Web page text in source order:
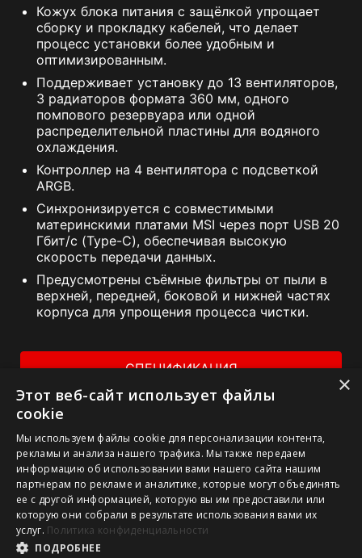
Кожух блока питания с защёлкой упрощает
сборку и прокладку кабелей, что делает
процесс установки более удобным и
оптимизированным.
Поддерживает установку до 13 вентиляторов,
3 радиаторов формата 360 мм, одного
помпового резервуара или одной
распределительной пластины для водяного
охлаждения.
Контроллер на 4 вентилятора с подсветкой
ARGB.
Синхронизируется с совместимыми
материнскими платами MSI через порт USB 20
Гбит/с (Type-C), обеспечивая высокую
скорость передачи данных.
Предусмотрены съёмные фильтры от пыли в
верхней, передней, боковой и нижней частях
корпуса для упрощения процесса чистки.
СПЕЦИФИКАЦИЯ
ГДЕ КУПИТЬ
1. Спецификации могут отличаться от приведенной на сайте
в зависимости от региона распространения изделия.
Точную спецификацию уточните у продавца. 2. Реальный
цвет изделия может отличаться от приведенного на сайте в
×
Этот веб-сайт использует файлы
cookie
Мы используем файлы cookie для персонализации контента,
рекламы и анализа нашего трафика. Мы также передаем
информацию об использовании вами нашего сайта нашим
партнерам по рекламе и аналитике, которые могут объединять
ее с другой информацией, которую вы им предоставили или
которую они собрали в результате использования вами их
услуг. Политика конфиденциальности
ПОДРОБНЕЕ